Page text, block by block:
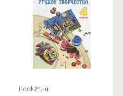
Book24.ru